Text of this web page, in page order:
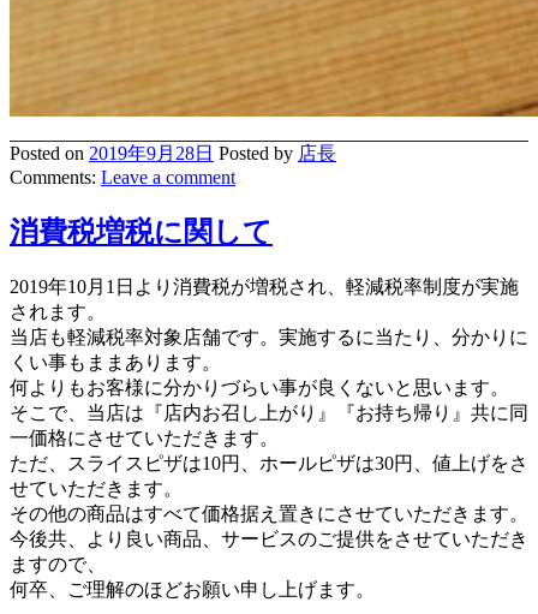
Posted on 2019年9月28日 Posted by 店長
Comments: Leave a comment
消費税増税に関して
2019年10月1日より消費税が増税され、軽減税率制度が実施
されます。
当店も軽減税率対象店舗です。実施するに当たり、分かりに
くい事もままあります。
何よりもお客様に分かりづらい事が良くないと思います。
そこで、当店は『店内お召し上がり』『お持ち帰り』共に同
一価格にさせていただきます。
ただ、スライスピザは10円、ホールピザは30円、値上げをさ
せていただきます。
その他の商品はすべて価格据え置きにさせていただきます。
今後共、より良い商品、サービスのご提供をさせていただき
ますので、
何卒、ご理解のほどお願い申し上げます。